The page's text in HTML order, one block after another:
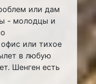
или дам
- молодцы и
или тихое
в любую
Шенген есть